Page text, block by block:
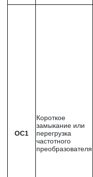
OC1
Короткое
замыкание или
перегрузка
частотного
преобразователя